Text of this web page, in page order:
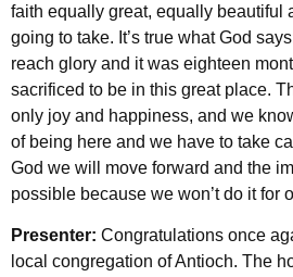
faith equally great, equally beautiful
going to take. It’s true what God
reach glory and it was eighteen
sacrificed to be in this great place.
only joy and happiness, and we
of being here and we have to take
God we will move forward and the
possible because we won’t do it for
Presenter: Congratulations once
local congregation of Antioch. The